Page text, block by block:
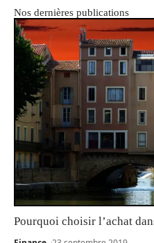
Nos dernières publications
Pourquoi choisir l’achat